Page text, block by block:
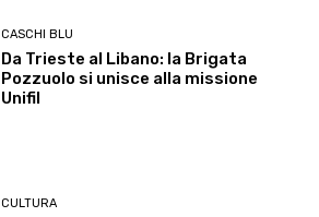
CASCHI BLU
Da Trieste al Libano: la Brigata
Pozzuolo si unisce alla missione
Unifil
CULTURA